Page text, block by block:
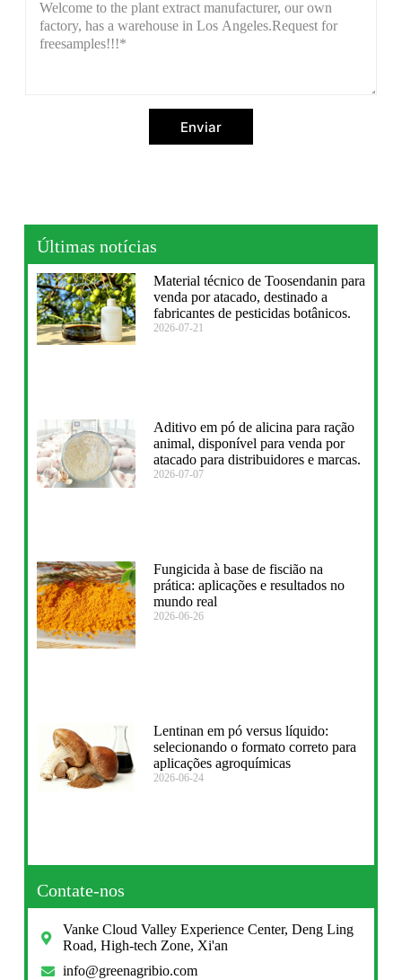
Enviar
Últimas notícias
Material técnico de Toosendanin para
venda por atacado, destinado a
fabricantes de pesticidas botânicos.
2026-07-21
Aditivo em pó de alicina para ração
animal, disponível para venda por
atacado para distribuidores e marcas.
2026-07-07
Fungicida à base de fiscião na
prática: aplicações e resultados no
mundo real
2026-06-26
Lentinan em pó versus líquido:
selecionando o formato correto para
aplicações agroquímicas
2026-06-24
Contate-nos
Vanke Cloud Valley Experience Center, Deng Ling
Road, High-tech Zone, Xi'an
info@greenagribio.com